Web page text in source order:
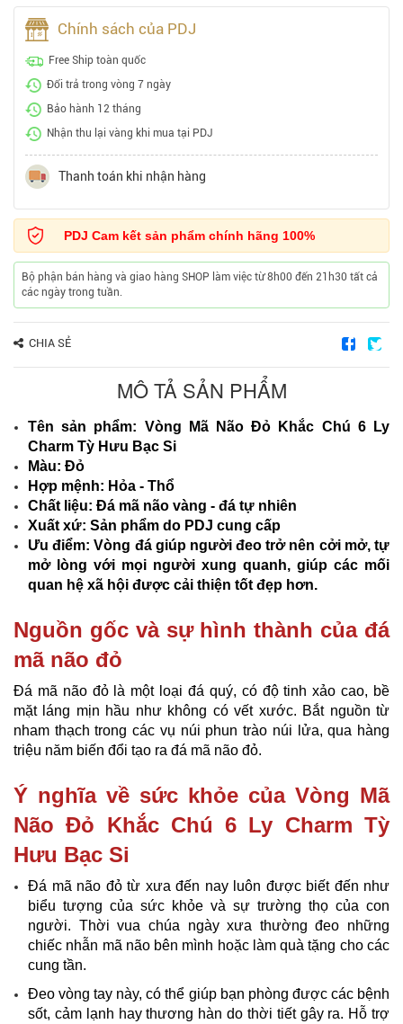
Chính sách của PDJ
Free Ship toàn quốc
Đổi trả trong vòng 7 ngày
Bảo hành 12 tháng
Nhận thu lại vàng khi mua tại PDJ
Thanh toán khi nhận hàng
PDJ Cam kết sản phẩm chính hãng 100%
Bộ phận bán hàng và giao hàng SHOP làm việc từ 8h00 đến 21h30 tất cả
các ngày trong tuần.
CHIA SẺ
MÔ TẢ SẢN PHẨM
Tên sản phẩm: Vòng Mã Não Đỏ Khắc Chú 6 Ly
Charm Tỳ Hưu Bạc Si
Màu: Đỏ
Hợp mệnh: Hỏa - Thổ
Chất liệu: Đá mã não vàng - đá tự nhiên
Xuất xứ: Sản phẩm do PDJ cung cấp
Ưu điểm: Vòng đá giúp người đeo trở nên cởi mở, tự
mở lòng với mọi người xung quanh, giúp các mối
quan hệ xã hội được cải thiện tốt đẹp hơn.
Nguồn gốc và sự hình thành của đá
mã não đỏ
Đá mã não đỏ là một loại đá quý, có độ tinh xảo cao, bề
mặt láng mịn hầu như không có vết xước. Bắt nguồn từ
nham thạch trong các vụ núi phun trào núi lửa, qua hàng
triệu năm biến đổi tạo ra đá mã não đỏ.
Ý nghĩa về sức khỏe của Vòng Mã
Não Đỏ Khắc Chú 6 Ly Charm Tỳ
Hưu Bạc Si
Đá mã não đỏ từ xưa đến nay luôn được biết đến như
biểu tượng của sức khỏe và sự trường thọ của con
người. Thời vua chúa ngày xưa thường đeo những
chiếc nhẫn mã não bên mình hoặc làm quà tặng cho các
cung tần.
Đeo vòng tay này, có thể giúp bạn phòng được các bệnh
sốt, cảm lạnh hay thương hàn do thời tiết gây ra. Hỗ trợ